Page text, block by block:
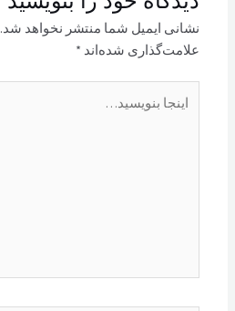
نشانی ایمیل شما منتشر نخواهد شد.
علامت‌گذاری شده‌اند *
بنویسید…